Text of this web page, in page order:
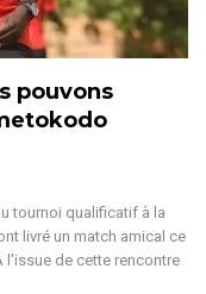
pouvons
tournoi qualificatif à la
livré un match amical ce
l'issue de cette rencontre